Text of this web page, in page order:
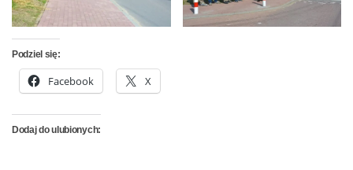
Podziel się:
Facebook X
Dodaj do ulubionych: